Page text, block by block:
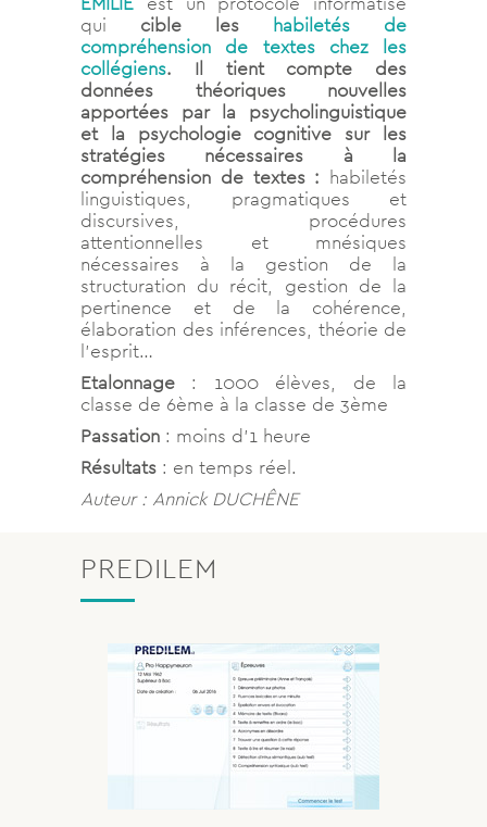
qui cible les habiletés de
compréhension de textes chez les
collégiens. Il tient compte des
données théoriques nouvelles
apportées par la psycholinguistique
et la psychologie cognitive sur les
stratégies nécessaires à la
compréhension de textes : habiletés
linguistiques, pragmatiques et
discursives, procédures
attentionnelles et mnésiques
nécessaires à la gestion de la
structuration du récit, gestion de la
pertinence et de la cohérence,
élaboration des inférences, théorie de
l’esprit…
Etalonnage : 1000 élèves, de la
classe de 6ème à la classe de 3ème
Passation : moins d’1 heure
Résultats : en temps réel.
Auteur : Annick DUCHÊNE
PREDILEM